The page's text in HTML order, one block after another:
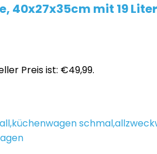
40x27x35cm mit 19
Preis ist: €49,99.